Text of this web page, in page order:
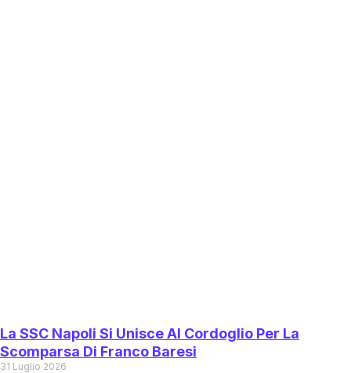
La SSC Napoli Si Unisce Al Cordoglio Per La
Scomparsa Di Franco Baresi
31 Luglio 2026